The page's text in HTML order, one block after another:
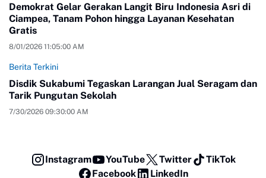
Demokrat Gelar Gerakan Langit Biru Indonesia Asri di
Ciampea, Tanam Pohon hingga Layanan Kesehatan
Gratis
8/01/2026 11:05:00 AM
Berita Terkini
Disdik Sukabumi Tegaskan Larangan Jual Seragam dan
Tarik Pungutan Sekolah
7/30/2026 09:30:00 AM
Instagram YouTube Twitter
TikTok
Facebook
LinkedIn